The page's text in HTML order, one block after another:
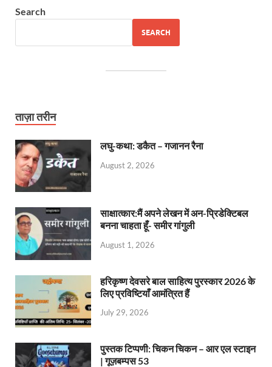
Search
SEARCH
ताज़ा तरीन
लघु-कथा: डकैत – गजानन रैना
August 2, 2026
साक्षात्कार:मैं अपने लेखन में अन-प्रिडेक्टिबल
बनना चाहता हूँ- समीर गांगुली
August 1, 2026
हरिकृष्ण देवसरे बाल साहित्य पुरस्कार 2026 के
लिए प्रविष्टियाँ आमंत्रित हैं
July 29, 2026
पुस्तक टिप्पणी: चिकन चिकन – आर एल स्टाइन
| गूज़बम्पस 53